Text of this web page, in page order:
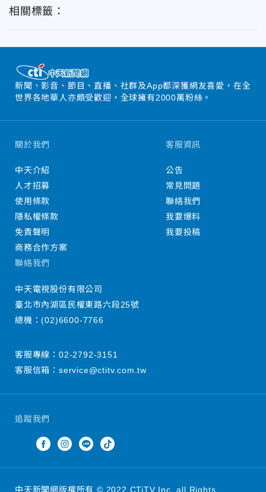
相關標籤：
新聞、影音、節目、直播、社群及App都深獲網友喜愛，在全
世界各地華人亦頗受歡迎，全球擁有2000萬粉絲。
追蹤我們
關於我們
中天介紹
人才招募
使用條款
隱私權條款
免責聲明
商務合作方案
客服資訊
公告
常見問題
聯絡我們
我要爆料
我要投稿
聯絡我們
中天電視股份有限公司
臺北市內湖區民權東路六段25號
總機：(02)6600-7766
客服專線： 02-2792-3151
客服信箱： service@ctitv.com.tw
中天新聞網版權所有 © 2022 CTiTV Inc. all Rights